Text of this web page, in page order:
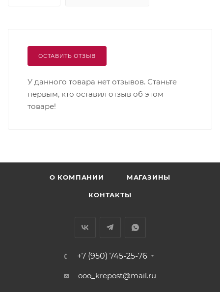
ОСТАВИТЬ ОТЗЫВ
У данного товара нет отзывов. Станьте
первым, кто оставил отзыв об этом
товаре!
О КОМПАНИИ МАГАЗИНЫ
КОНТАКТЫ
+7 (950) 745-25-76
ooo_krepost@mail.ru